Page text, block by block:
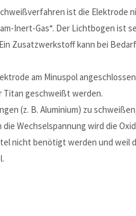
ist die Elektrode
Inert-Gas“. Der Lichtbogen ist
Zusatzwerkstoff kann bei
am Minuspol
Titan geschweißt werden.
(z. B. Aluminium) zu
die Wechselspannung wird die
nicht benötigt werden und weil